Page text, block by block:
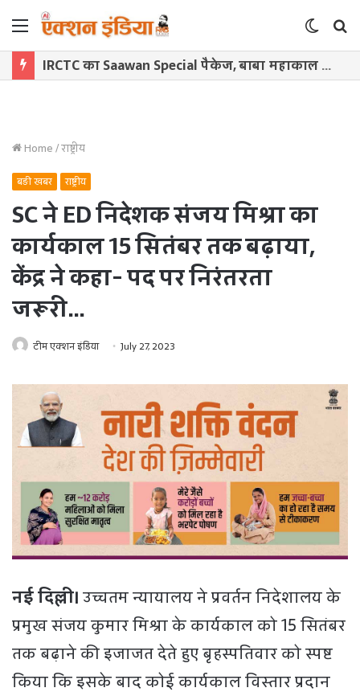
Menu
Switch
skin
IRCTC का Saawan Special पैकेज, बाबा महाकाल और ओंकारेश्वर के करिए दर्शन
Home/राष्ट्रीय
बड़ी खबर राष्ट्रीय
SC ने ED निदेशक संजय मिश्रा का
कार्यकाल 15 सितंबर तक बढ़ाया,
केंद्र ने कहा- पद पर निरंतरता
जरूरी…
टीम एक्शन इंडिया July 27, 2023
नई दिल्ली।उच्चतम न्यायालय ने प्रवर्तन निदेशालय के
प्रमुख संजय कुमार मिश्रा के कार्यकाल को 15 सितंबर
तक बढ़ाने की इजाजत देते हुए बृहस्पतिवार को स्पष्ट
किया कि इसके बाद कोई कार्यकाल विस्तार प्रदान